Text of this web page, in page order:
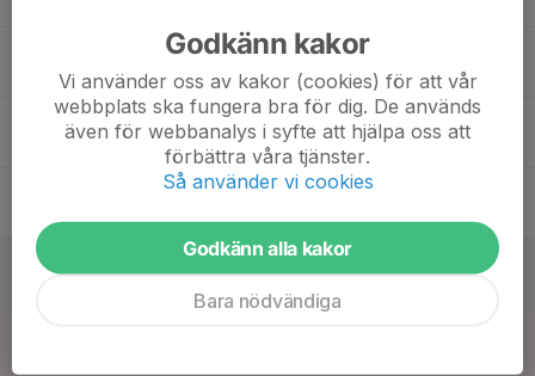
20
Godkänn kakor
Vi använder oss av kakor (cookies) för att vår
webbplats ska fungera bra för dig. De används
även för webbanalys i syfte att hjälpa oss att
förbättra våra tjänster.
Så använder vi cookies
Godkänn alla kakor
Bara nödvändiga